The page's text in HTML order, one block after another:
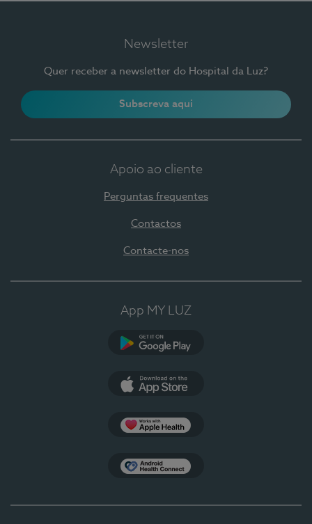
Newsletter
Quer receber a newsletter do Hospital da Luz?
Subscreva aqui
Apoio ao cliente
Perguntas frequentes
Contactos
Contacte-nos
App MY LUZ